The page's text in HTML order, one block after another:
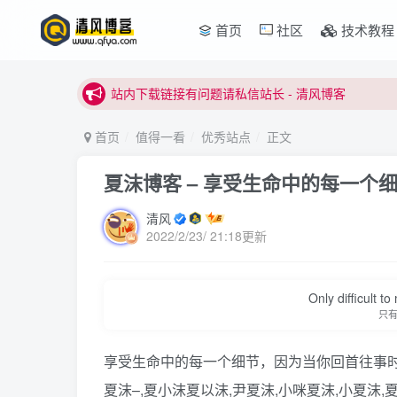
首页 社区 技术教程
站内下载链接有问题请私信站长 - 清风博客
站内下载链接有问题请私信站长 - 清风博客
首页 值得一看 优秀站点 正文
夏沫博客 – 享受生命中的每一个
清风
2022/2/23/ 21:18更新
Only difficult to
只
享受生命中的每一个细节，因为当你回首往
夏沫–,夏小沫夏以沫,尹夏沫,小咪夏沫,小夏沫,